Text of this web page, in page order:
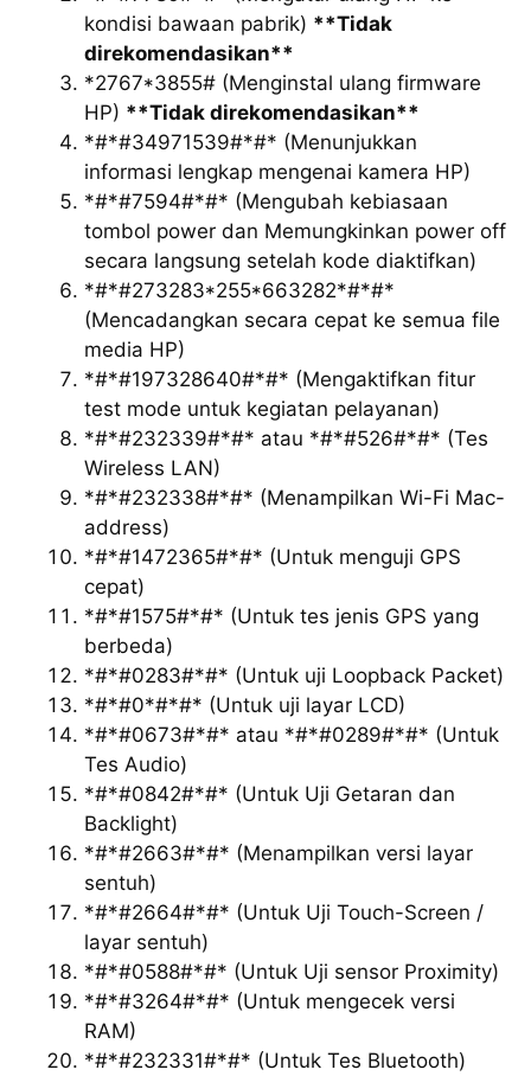
kondisi bawaan pabrik) **Tidak
direkomendasikan**
*2767*3855# (Menginstal ulang firmware
HP) **Tidak direkomendasikan**
*#*#34971539#*#* (Menunjukkan
informasi lengkap mengenai kamera HP)
*#*#7594#*#* (Mengubah kebiasaan
tombol power dan Memungkinkan power off
secara langsung setelah kode diaktifkan)
*#*#273283*255*663282*#*#*
(Mencadangkan secara cepat ke semua file
media HP)
*#*#197328640#*#* (Mengaktifkan fitur
test mode untuk kegiatan pelayanan)
*#*#232339#*#* atau *#*#526#*#* (Tes
Wireless LAN)
*#*#232338#*#* (Menampilkan Wi-Fi Mac-
address)
*#*#1472365#*#* (Untuk menguji GPS
cepat)
*#*#1575#*#* (Untuk tes jenis GPS yang
berbeda)
*#*#0283#*#* (Untuk uji Loopback Packet)
*#*#0*#*#* (Untuk uji layar LCD)
*#*#0673#*#* atau *#*#0289#*#* (Untuk
Tes Audio)
*#*#0842#*#* (Untuk Uji Getaran dan
Backlight)
*#*#2663#*#* (Menampilkan versi layar
sentuh)
*#*#2664#*#* (Untuk Uji Touch-Screen /
layar sentuh)
*#*#0588#*#* (Untuk Uji sensor Proximity)
*#*#3264#*#* (Untuk mengecek versi
RAM)
*#*#232331#*#* (Untuk Tes Bluetooth)